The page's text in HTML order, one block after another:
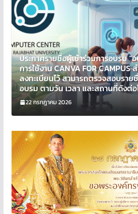
ประกาศรายชื่อผู้เข้าร่วมการอบรม
การใช้งาน CANVA FOR CAMPUS
ลงทะเบียนไว้ สามารถตรวจสอบราย
อบรม ตามวัน เวลา และสถานที่ดังต่
22 กรกฎาคม 2026